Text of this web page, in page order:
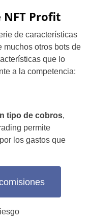
NFT Profit
de características
muchos otros bots de
que lo
a la competencia:
tipo de cobros,
permite
los gastos que